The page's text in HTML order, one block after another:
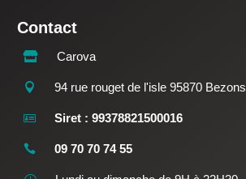
Contact
 Carova
 94 rue rouget de l'isle 95870 Bezons
 Siret : 99378821500016
 09 70 70 74 55